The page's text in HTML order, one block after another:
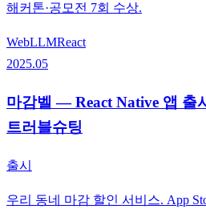
해커톤·공모전 7회 수상.
WebLLMReact
2025.05
마감벨 — React Native 앱 출
트러블슈팅
출시
우리 동네 마감 할인 서비스. App